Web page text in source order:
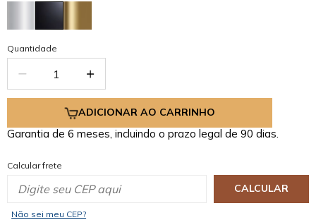
Quantidade
ADICIONAR AO CARRINHO
Garantia de 6 meses, incluindo o prazo legal de 90 dias.
Calcular frete
CALCULAR
Não sei meu CEP?